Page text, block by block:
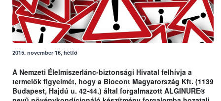
2015. november 16, hétfő
A Nemzeti Élelmiszerlánc-biztonsági Hivatal felhívja a
termelők figyelmét, hogy a Biocont Magyarország Kft. (1139
Budapest, Hajdú u. 42-44.) által forgalmazott ALGINURE®